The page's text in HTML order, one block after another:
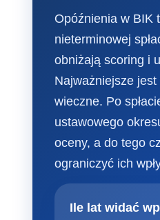
Opóźnienia w BIK
nieterminowej
obniżają scoring i
Najważniejsze
wieczne. Po
ustawowego
oceny, a do tego
ograniczyć ich
Ile lat widać